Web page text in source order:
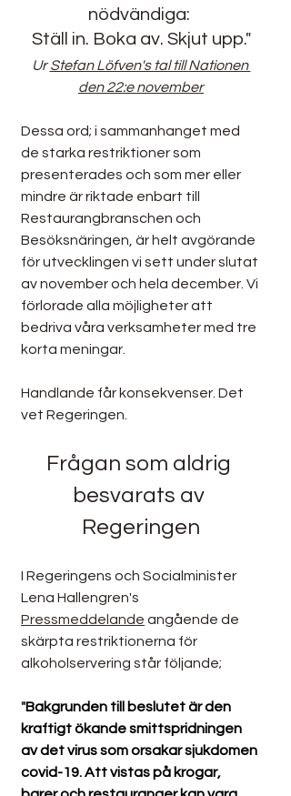
nödvändiga:
Ställ in. Boka av. Skjut upp."
Ur Stefan Löfven's tal till Nationen
den 22:e november
Dessa ord; i sammanhanget med
de starka restriktioner som
presenterades och som mer eller
mindre är riktade enbart till
Restaurangbranschen och
Besöksnäringen, är helt avgörande
för utvecklingen vi sett under slutat
av november och hela december. Vi
förlorade alla möjligheter att
bedriva våra verksamheter med tre
korta meningar.
Handlande får konsekvenser. Det
vet Regeringen.
Frågan som aldrig
besvarats av
Regeringen
I Regeringens och Socialminister
Lena Hallengren's
Pressmeddelande angående de
skärpta restriktionerna för
alkoholservering står följande;
"Bakgrunden till beslutet är den
kraftigt ökande smittspridningen
av det virus som orsakar sjukdomen
covid-19. Att vistas på krogar,